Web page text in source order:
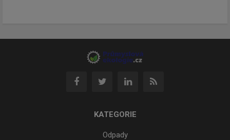
KATEGORIE
Odpady